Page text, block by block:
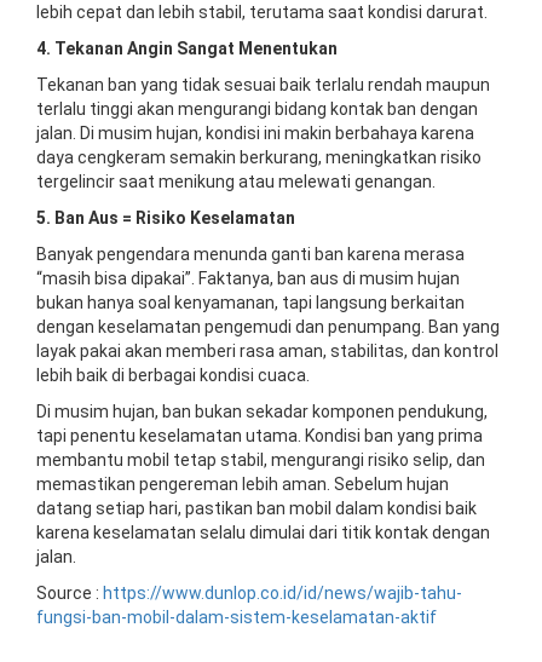
lebih cepat dan lebih stabil, terutama saat kondisi darurat.
4. Tekanan Angin Sangat Menentukan
Tekanan ban yang tidak sesuai baik terlalu rendah maupun
terlalu tinggi akan mengurangi bidang kontak ban dengan
jalan. Di musim hujan, kondisi ini makin berbahaya karena
daya cengkeram semakin berkurang, meningkatkan risiko
tergelincir saat menikung atau melewati genangan.
5. Ban Aus = Risiko Keselamatan
Banyak pengendara menunda ganti ban karena merasa
“masih bisa dipakai”. Faktanya, ban aus di musim hujan
bukan hanya soal kenyamanan, tapi langsung berkaitan
dengan keselamatan pengemudi dan penumpang. Ban yang
layak pakai akan memberi rasa aman, stabilitas, dan kontrol
lebih baik di berbagai kondisi cuaca.
Di musim hujan, ban bukan sekadar komponen pendukung,
tapi penentu keselamatan utama. Kondisi ban yang prima
membantu mobil tetap stabil, mengurangi risiko selip, dan
memastikan pengereman lebih aman. Sebelum hujan
datang setiap hari, pastikan ban mobil dalam kondisi baik
karena keselamatan selalu dimulai dari titik kontak dengan
jalan.
Source : https://www.dunlop.co.id/id/news/wajib-tahu-
fungsi-ban-mobil-dalam-sistem-keselamatan-aktif